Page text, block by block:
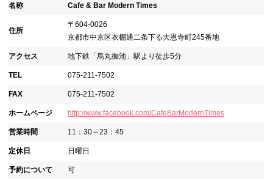
名称 Cafe & Bar Modern Times
住所
〒604-0026
京都市中京区衣棚通二条下る大恩寺町245番地
アクセス 地下鉄「烏丸御池」駅より徒歩5分
TEL 075-211-7502
FAX 075-211-7502
ホームページ http://www.facebook.com/CafeBarModernTimes
営業時間 11：30～23：45
定休日 日曜日
予約について 可